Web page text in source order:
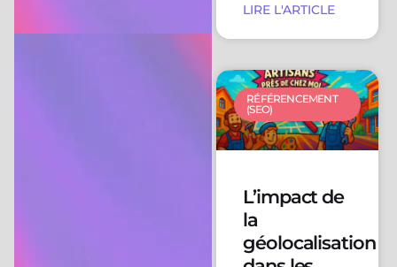
LIRE L'ARTICLE
RÉFÉRENCEMENT
(SEO)
L’impact de
la
géolocalisation